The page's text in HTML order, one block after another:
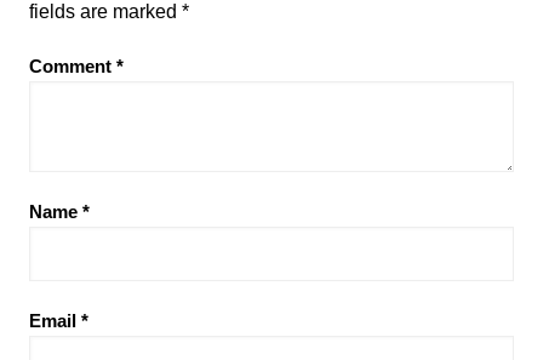
fields are marked *
Comment *
Name *
Email *